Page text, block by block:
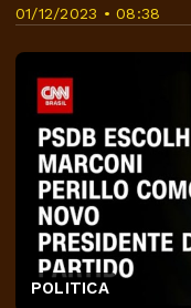
01/12/2023 • 08:38
POLITICA